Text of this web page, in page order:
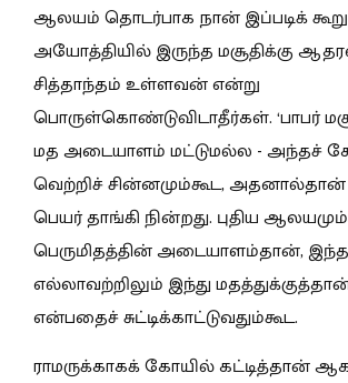
ஆலயம் தொடர்பாக நான் இப்படிக்
அயோத்தியில் இருந்த மசூதிக்கு
சித்தாந்தம் உள்ளவன் என்று
பொருள்கொண்டுவிடாதீர்கள். ‘பாபர்
மத அடையாளம் மட்டுமல்ல - அந்தச்
வெற்றிச் சின்னமும்கூட, அதனால்தான்
பெயர் தாங்கி நின்றது. புதிய
பெருமிதத்தின் அடையாளம்தான், இந்த
எல்லாவற்றிலும் இந்து
என்பதைச் சுட்டிக்காட்டுவதும்கூட.
ராமருக்காகக் கோயில் கட்டித்தான்